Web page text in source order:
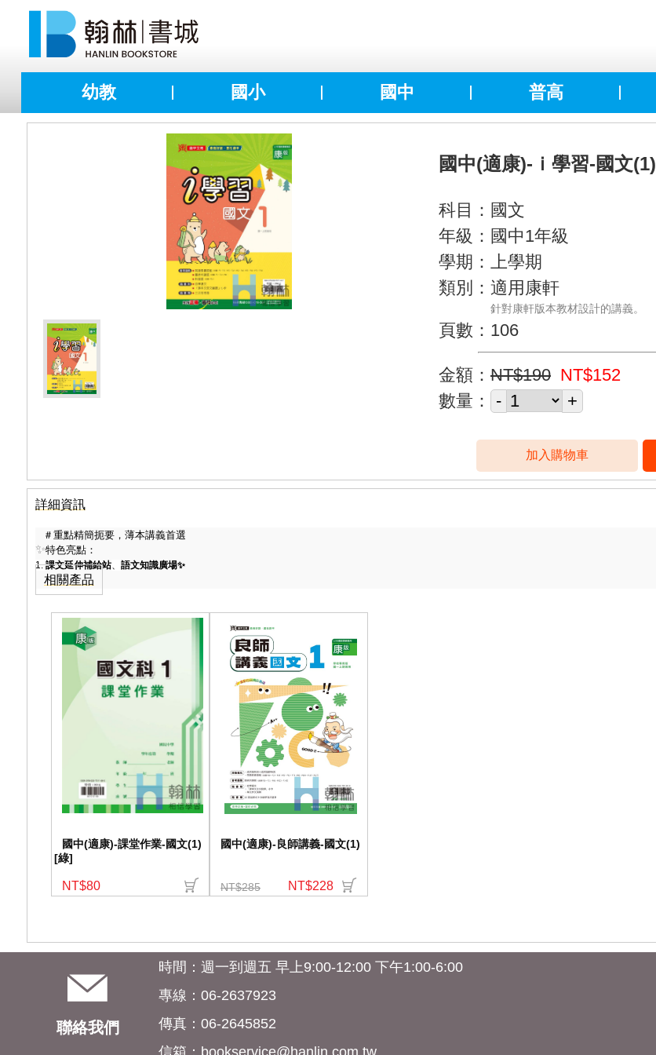
幼教 國小 國中 普高
國中(適康)-ｉ學習-國文(1)
科目：國文
年級：國中1年級
學期：上學期
類別：適用康軒
針對康軒版本教材設計的講義。
頁數：106
金額： NT$190 NT$152
數量：
詳細資訊
＃重點精簡扼要，薄本講義首選
✨特色亮點：
1.課文延伸補給站、 語文知識廣場✨
相關產品
國中(適康)-課堂作業-國文(1)
[綠]
NT$80
國中(適康)-良師講義-國文(1)
NT$285 NT$228
聯絡我們
時間：週一到週五 早上9:00-12:00 下午1:00-6:00
專線：06-2637923
傳真：06-2645852
信箱： bookservice@hanlin.com.tw